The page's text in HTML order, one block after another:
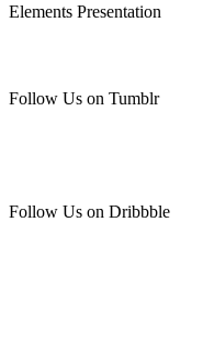
Elements Presentation
Follow Us on Tumblr
Follow Us on Dribbble